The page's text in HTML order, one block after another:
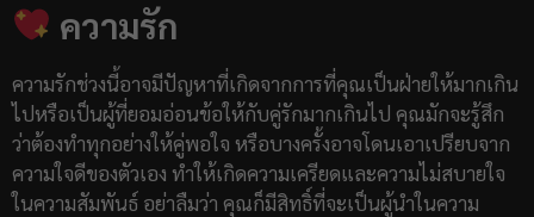
ความรัก
ความรักช่วงนี้อาจมีปัญหาที่เกิดจากการที่คุณเป็นฝ่ายให้มากเกิน
ไปหรือเป็นผู้ที่ยอมอ่อนข้อให้กับคู่รักมากเกินไป คุณมักจะรู้สึก
ว่าต้องทำทุกอย่างให้คู่พอใจ หรือบางครั้งอาจโดนเอาเปรียบจาก
ความใจดีของตัวเอง ทำให้เกิดความเครียดและความไม่สบายใจ
ในความสัมพันธ์ อย่าลืมว่า คุณก็มีสิทธิ์ที่จะเป็นผู้นำในความ